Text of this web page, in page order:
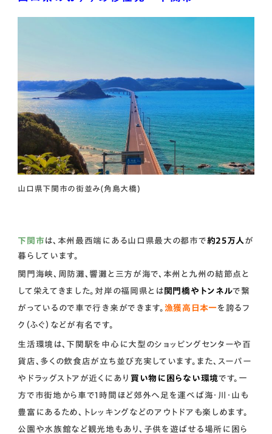
山口県下関市の街並み(角島大橋)
下関市 は、本州最西端にある山口県最大の都市で約25万人 が
暮らしています。
関門海峡、周防灘、響灘と三方が海で、本州と九州の結節点と
して栄えてきました。対岸の福岡県とは 関門橋やトンネルで繋
がっているので車で行き来ができます。 漁獲高日本一 を誇るフ
ク（ふぐ）などが有名です。
生活環境は、下関駅を中心に大型のショッピングセンターや百
貨店、多くの飲食店が立ち並び充実しています。また、スーパー
やドラッグストアが近くにあり 買い物に困らない環境です。一
方で市街地から車で1時間ほど郊外へ足を運べば海・川・山も
豊富にあるため、トレッキングなどのアウトドアも楽しめます。
公園や水族館など観光地もあり、子供を遊ばせる場所に困ら